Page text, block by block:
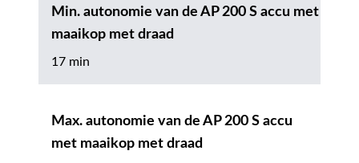
Min. autonomie van de AP 200 S accu met
maaikop met draad
17 min
Max. autonomie van de AP 200 S accu
met maaikop met draad